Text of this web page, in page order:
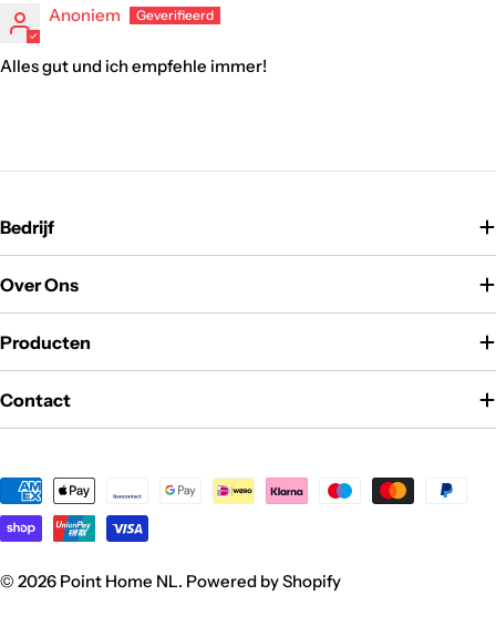
Anoniem
Alles gut und ich empfehle immer!
Bedrijf
Over Ons
Producten
Contact
Betaalmethoden
© 2026 Point Home NL. Powered by Shopify